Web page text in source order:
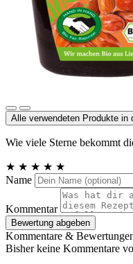
Alle verwendeten Produkte in
Wie viele Sterne bekommt
★ ★ ★ ★ ★
Name
Kommentar
Bewertung abgeben
Kommentare &
Bisher keine Kommentare